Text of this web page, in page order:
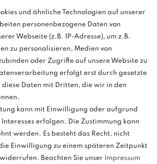
- 16:00
zum Ortstarif, Preise aus dem Mobilfunknetz
vom Provider).
und
weitere.
und ähnliche Technologien auf unserer
personenbezogene Daten von
Webseite (z.B. IP-Adresse), um z.B.
zu personalisieren, Medien von
oder Zugriffe auf unsere Website zu
erfolgt erst durch gesetzte
diese Daten mit Dritten, die wir in den
kann mit Einwilligung oder aufgrund
erfolgen. Die Zustimmung kann
werden. Es besteht das Recht, nicht
Einwilligung zu einem späteren Zeitpunkt
Beachten Sie unser
Impressum